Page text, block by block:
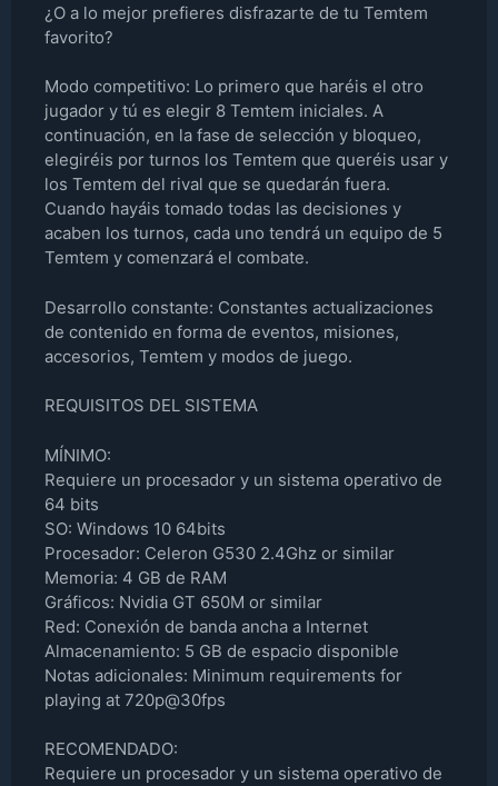
¿O a lo mejor prefieres disfrazarte de tu Temtem
favorito?
Modo competitivo: Lo primero que haréis el otro
jugador y tú es elegir 8 Temtem iniciales. A
continuación, en la fase de selección y bloqueo,
elegiréis por turnos los Temtem que queréis usar y
los Temtem del rival que se quedarán fuera.
Cuando hayáis tomado todas las decisiones y
acaben los turnos, cada uno tendrá un equipo de 5
Temtem y comenzará el combate.
Desarrollo constante: Constantes actualizaciones
de contenido en forma de eventos, misiones,
accesorios, Temtem y modos de juego.
REQUISITOS DEL SISTEMA
MÍNIMO:
Requiere un procesador y un sistema operativo de
64 bits
SO: Windows 10 64bits
Procesador: Celeron G530 2.4Ghz or similar
Memoria: 4 GB de RAM
Gráficos: Nvidia GT 650M or similar
Red: Conexión de banda ancha a Internet
Almacenamiento: 5 GB de espacio disponible
Notas adicionales: Minimum requirements for
playing at 720p@30fps
RECOMENDADO:
Requiere un procesador y un sistema operativo de